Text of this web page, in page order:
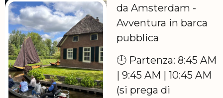
da Amsterdam -
Avventura in barca
pubblica
🕘 Partenza: 8:45 AM
| 9:45 AM | 10:45 AM
(si prega di